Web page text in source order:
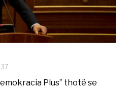
Plus” thotë se